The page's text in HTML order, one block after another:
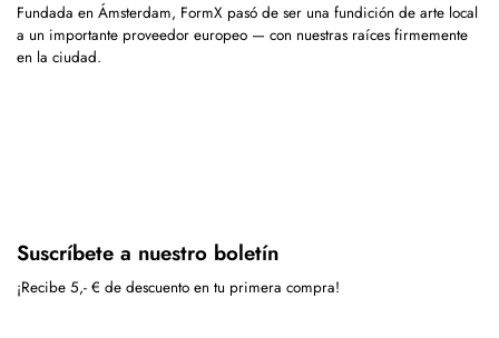
Fundada en Ámsterdam, FormX pasó de ser una fundición de arte local
a un importante proveedor europeo — con nuestras raíces firmemente
en la ciudad.
Suscríbete a nuestro boletín
¡Recibe 5,- € de descuento en tu primera compra!